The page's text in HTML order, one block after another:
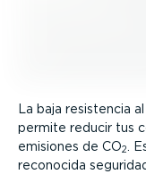
La baja resistencia
permite reducir tus
emisiones de CO2
.
reconocida